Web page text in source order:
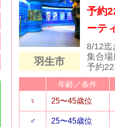
羽生市
予約
ーテ
8/12迄
集合
予約
年齢／条件
♀
25〜45歳位
♂ 25〜45歳位